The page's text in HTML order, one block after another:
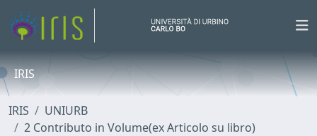
IRIS
IRIS
UNIURB
2 Contributo in Volume(ex Articolo su libro)